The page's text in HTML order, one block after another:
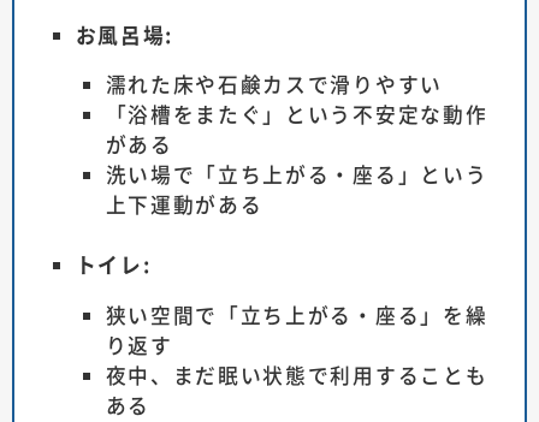
お風呂場:
濡れた床や石鹸カスで滑りやすい
「浴槽をまたぐ」という不安定な動作
がある
洗い場で「立ち上がる・座る」という
上下運動がある
トイレ:
狭い空間で「立ち上がる・座る」を繰
り返す
夜中、まだ眠い状態で利用することも
ある